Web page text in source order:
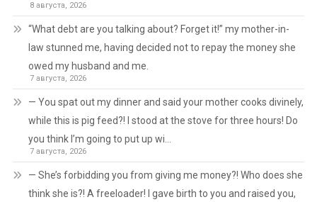
8 августа, 2026
“What debt are you talking about? Forget it!” my mother-in-
law stunned me, having decided not to repay the money she
owed my husband and me.
7 августа, 2026
— You spat out my dinner and said your mother cooks divinely,
while this is pig feed?! I stood at the stove for three hours! Do
you think I’m going to put up wi…
7 августа, 2026
— She’s forbidding you from giving me money?! Who does she
think she is?! A freeloader! I gave birth to you and raised you,